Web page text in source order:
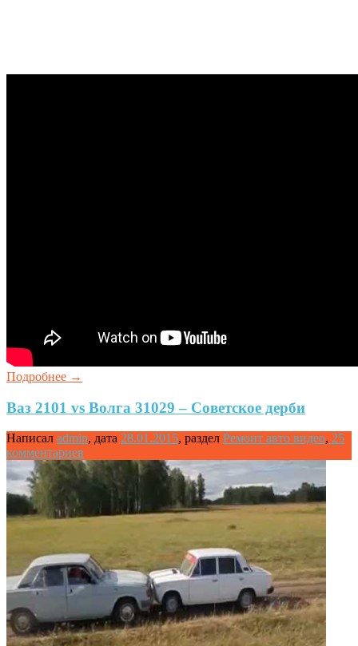
Подробнее →
Ваз 2101 vs Волга 31029 – Советское дерби
Написал admin, дата 28.01.2015, раздел Ремонт авто видео, 25
комментариев